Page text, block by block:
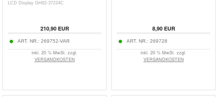
LCD Display GH82-37224C
210,90EUR
ART. NR.: 269752-VAR
inkl. 20 % MwSt. zzgl.
VERSANDKOSTEN
8,90EUR
ART. NR.: 269728
inkl. 20 % MwSt. zzgl.
VERSANDKOSTEN